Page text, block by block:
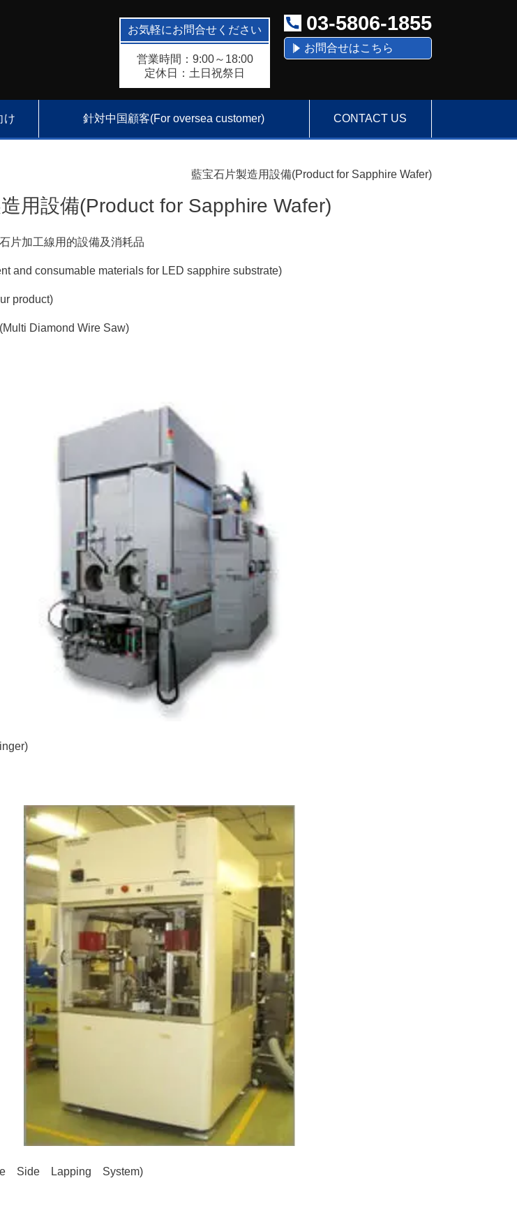
お気軽にお問合せください
営業時間：9:00～18:00
定休日：土日祝祭日
03-5806-1855
お問合せはこちら
け 針対中国顧客(For oversea customer) CONTACT US
藍宝石片製造用設備(Product for Sapphire Wafer)
用設備(Product for Sapphire Wafer)
片加工線用的設備及消耗品
and consumable materials for LED sapphire substrate)
product)
Diamond Wire Saw)
Side Lapping System)